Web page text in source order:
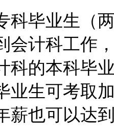
毕业生（两
会计科工作
科的本科毕
业生可考取
薪也可以达